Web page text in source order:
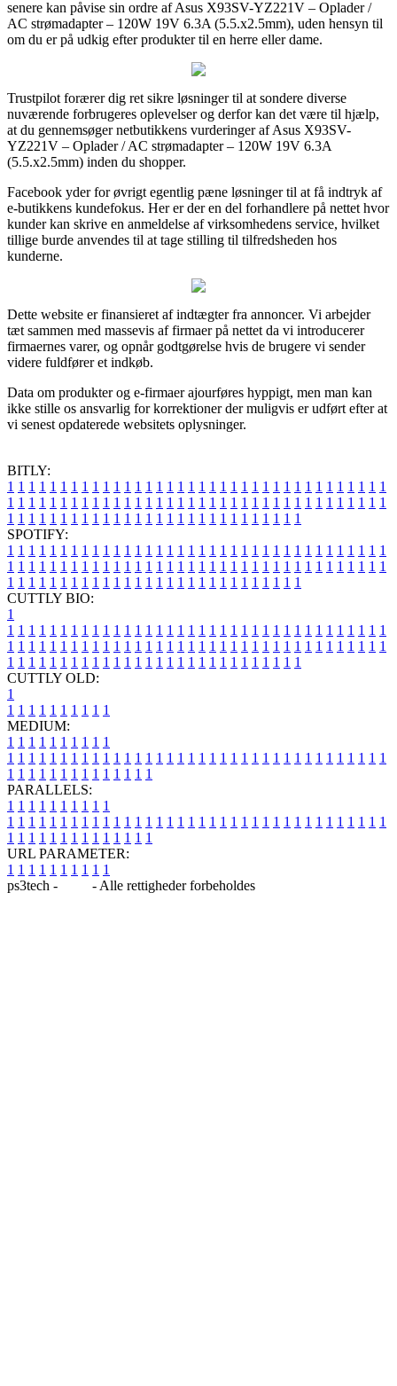
senere kan påvise sin ordre af Asus X93SV-YZ221V – Oplader /
AC strømadapter – 120W 19V 6.3A (5.5.x2.5mm), uden hensyn til
om du er på udkig efter produkter til en herre eller dame.
Trustpilot forærer dig ret sikre løsninger til at sondere diverse
nuværende forbrugeres oplevelser og derfor kan det være til hjælp,
at du gennemsøger netbutikkens vurderinger af Asus X93SV-
YZ221V – Oplader / AC strømadapter – 120W 19V 6.3A
(5.5.x2.5mm) inden du shopper.
Facebook yder for øvrigt egentlig pæne løsninger til at få indtryk af
e-butikkens kundefokus. Her er der en del forhandlere på nettet hvor
kunder kan skrive en anmeldelse af virksomhedens service, hvilket
tillige burde anvendes til at tage stilling til tilfredsheden hos
kunderne.
Dette website er finansieret af indtægter fra annoncer. Vi arbejder
tæt sammen med massevis af firmaer på nettet da vi introducerer
firmaernes varer, og opnår godtgørelse hvis de brugere vi sender
videre fuldfører et indkøb.
Data om produkter og e-firmaer ajourføres hyppigt, men man kan
ikke stille os ansvarlig for korrektioner der muligvis er udført efter at
vi senest opdaterede websitets oplysninger.
BITLY:
1 1 1 1 1 1 1 1 1 1 1 1 1 1 1 1 1 1 1 1 1 1 1 1 1 1 1 1 1 1 1 1 1 1 1 1
1 1 1 1 1 1 1 1 1 1 1 1 1 1 1 1 1 1 1 1 1 1 1 1 1 1 1 1 1 1 1 1 1 1 1 1
1 1 1 1 1 1 1 1 1 1 1 1 1 1 1 1 1 1 1 1 1 1 1 1 1 1 1 1
SPOTIFY:
1 1 1 1 1 1 1 1 1 1 1 1 1 1 1 1 1 1 1 1 1 1 1 1 1 1 1 1 1 1 1 1 1 1 1 1
1 1 1 1 1 1 1 1 1 1 1 1 1 1 1 1 1 1 1 1 1 1 1 1 1 1 1 1 1 1 1 1 1 1 1 1
1 1 1 1 1 1 1 1 1 1 1 1 1 1 1 1 1 1 1 1 1 1 1 1 1 1 1 1
CUTTLY BIO:
1
1 1 1 1 1 1 1 1 1 1 1 1 1 1 1 1 1 1 1 1 1 1 1 1 1 1 1 1 1 1 1 1 1 1 1 1
1 1 1 1 1 1 1 1 1 1 1 1 1 1 1 1 1 1 1 1 1 1 1 1 1 1 1 1 1 1 1 1 1 1 1 1
1 1 1 1 1 1 1 1 1 1 1 1 1 1 1 1 1 1 1 1 1 1 1 1 1 1 1 1
CUTTLY OLD:
1
1 1 1 1 1 1 1 1 1 1
MEDIUM:
1 1 1 1 1 1 1 1 1 1
1 1 1 1 1 1 1 1 1 1 1 1 1 1 1 1 1 1 1 1 1 1 1 1 1 1 1 1 1 1 1 1 1 1 1 1
1 1 1 1 1 1 1 1 1 1 1 1 1 1
PARALLELS:
1 1 1 1 1 1 1 1 1 1
1 1 1 1 1 1 1 1 1 1 1 1 1 1 1 1 1 1 1 1 1 1 1 1 1 1 1 1 1 1 1 1 1 1 1 1
1 1 1 1 1 1 1 1 1 1 1 1 1 1
URL PARAMETER:
1 1 1 1 1 1 1 1 1 1
ps3tech -
- Alle rettigheder forbeholdes